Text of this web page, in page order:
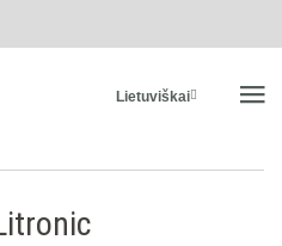
the page as possible:
Lietuviškai